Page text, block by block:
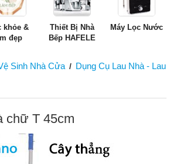
khỏe &
đẹp
Thiết Bị Nhà
Bếp HAFELE
Máy Lọc Nước
Sinh Nhà Cửa / Dụng Cụ Lau Nhà - Lau
chữ T 45cm